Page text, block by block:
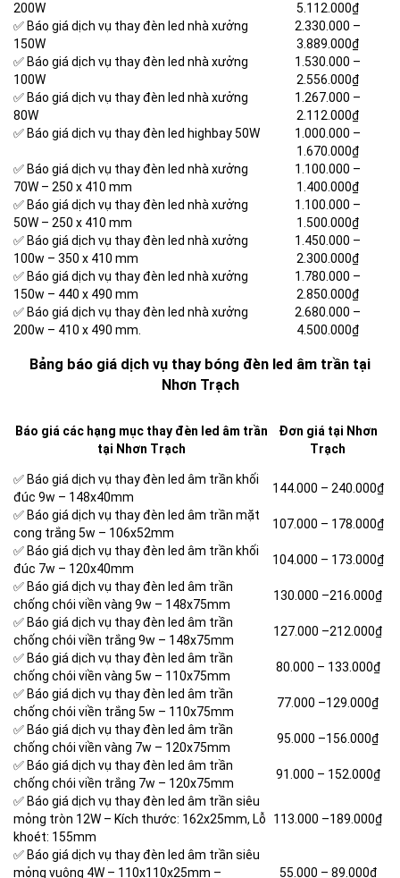
200W
5.112.000₫
✅ Báo giá dịch vụ thay đèn led nhà xưởng
150W
2.330.000 –
3.889.000₫
✅ Báo giá dịch vụ thay đèn led nhà xưởng
100W
1.530.000 –
2.556.000₫
✅ Báo giá dịch vụ thay đèn led nhà xưởng
80W
1.267.000 –
2.112.000₫
✅ Báo giá dịch vụ thay đèn led highbay 50W
1.000.000 –
1.670.000₫
✅ Báo giá dịch vụ thay đèn led nhà xưởng
70W – 250 x 410 mm
1.100.000 –
1.400.000₫
✅ Báo giá dịch vụ thay đèn led nhà xưởng
50W – 250 x 410 mm
1.100.000 –
1.500.000₫
✅ Báo giá dịch vụ thay đèn led nhà xưởng
100w – 350 x 410 mm
1.450.000 –
2.300.000₫
✅ Báo giá dịch vụ thay đèn led nhà xưởng
150w – 440 x 490 mm
1.780.000 –
2.850.000₫
✅ Báo giá dịch vụ thay đèn led nhà xưởng
200w – 410 x 490 mm.
2.680.000 –
4.500.000₫
Bảng báo giá dịch vụ thay bóng đèn led âm trần tại
Nhơn Trạch
Báo giá các hạng mục thay đèn led âm trần
tại Nhơn Trạch
Đơn giá tại Nhơn
Trạch
✅ Báo giá dịch vụ thay đèn led âm trần khối
đúc 9w – 148x40mm
144.000 – 240.000₫
✅ Báo giá dịch vụ thay đèn led âm trần mặt
cong trắng 5w – 106x52mm
107.000 – 178.000₫
✅ Báo giá dịch vụ thay đèn led âm trần khối
đúc 7w – 120x40mm
104.000 – 173.000₫
✅ Báo giá dịch vụ thay đèn led âm trần
chống chói viền vàng 9w – 148x75mm
130.000 –216.000₫
✅ Báo giá dịch vụ thay đèn led âm trần
chống chói viền trắng 9w – 148x75mm
127.000 –212.000₫
✅ Báo giá dịch vụ thay đèn led âm trần
chống chói viền vàng 5w – 110x75mm
80.000 – 133.000₫
✅ Báo giá dịch vụ thay đèn led âm trần
chống chói viền trắng 5w – 110x75mm
77.000 –129.000₫
✅ Báo giá dịch vụ thay đèn led âm trần
chống chói viền vàng 7w – 120x75mm
95.000 –156.000₫
✅ Báo giá dịch vụ thay đèn led âm trần
chống chói viền trắng 7w – 120x75mm
91.000 – 152.000₫
✅ Báo giá dịch vụ thay đèn led âm trần siêu
mỏng tròn 12W – Kích thước: 162x25mm, Lỗ
khoét: 155mm
113.000 –189.000₫
✅ Báo giá dịch vụ thay đèn led âm trần siêu
mỏng vuông 4W – 110x110x25mm –
55.000 – 89.000₫